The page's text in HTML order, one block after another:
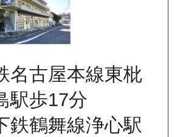
名古屋本線東枇
駅歩17分
鉄鶴舞線浄心駅